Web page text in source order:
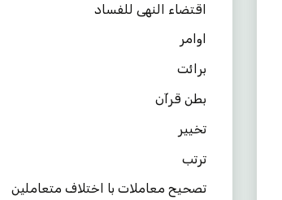
اقتضاء النهی للفساد
اوامر
برائت
بطن قرآن
تخییر
ترتب
تصحیح معاملات با اختلاف متعاملین